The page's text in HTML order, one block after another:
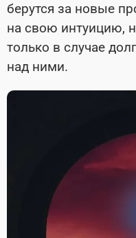
берутся за новые
на свою интуицию,
только в случае
над ними.